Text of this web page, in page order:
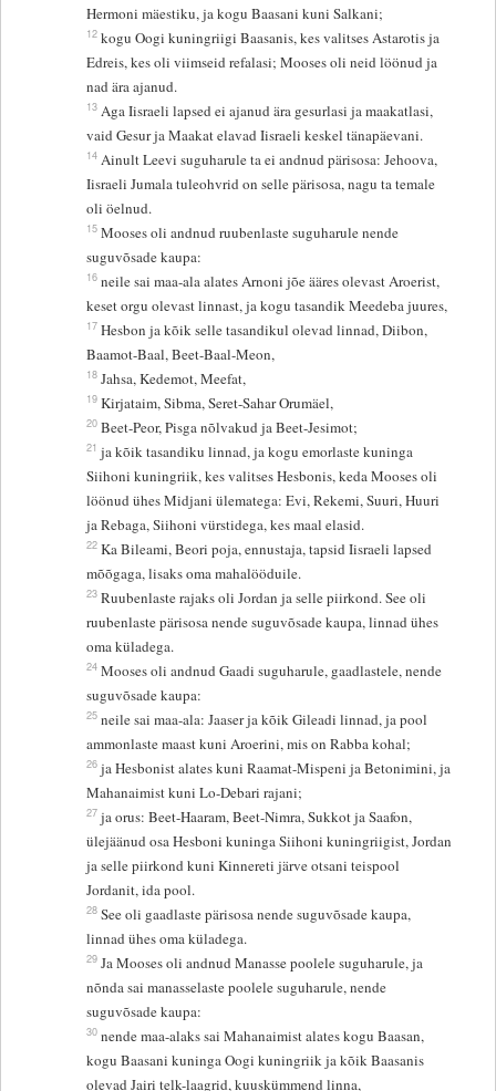
Hermoni mäestiku, ja kogu Baasani kuni Salkani;
12 kogu Oogi kuningriigi Baasanis, kes valitses Astarotis ja
Edreis, kes oli viimseid refalasi; Mooses oli neid löönud ja
nad ära ajanud.
13 Aga Iisraeli lapsed ei ajanud ära gesurlasi ja maakatlasi,
vaid Gesur ja Maakat elavad Iisraeli keskel tänapäevani.
14 Ainult Leevi suguharule ta ei andnud pärisosa: Jehoova,
Iisraeli Jumala tuleohvrid on selle pärisosa, nagu ta temale
oli öelnud.
15 Mooses oli andnud ruubenlaste suguharule nende
suguvõsade kaupa:
16 neile sai maa-ala alates Arnoni jõe ääres olevast Aroerist,
keset orgu olevast linnast, ja kogu tasandik Meedeba juures,
17 Hesbon ja kõik selle tasandikul olevad linnad, Diibon,
Baamot-Baal, Beet-Baal-Meon,
18 Jahsa, Kedemot, Meefat,
19 Kirjataim, Sibma, Seret-Sahar Orumäel,
20 Beet-Peor, Pisga nõlvakud ja Beet-Jesimot;
21 ja kõik tasandiku linnad, ja kogu emorlaste kuninga
Siihoni kuningriik, kes valitses Hesbonis, keda Mooses oli
löönud ühes Midjani ülematega: Evi, Rekemi, Suuri, Huuri
ja Rebaga, Siihoni vürstidega, kes maal elasid.
22 Ka Bileami, Beori poja, ennustaja, tapsid Iisraeli lapsed
mõõgaga, lisaks oma mahalööduile.
23 Ruubenlaste rajaks oli Jordan ja selle piirkond. See oli
ruubenlaste pärisosa nende suguvõsade kaupa, linnad ühes
oma küladega.
24 Mooses oli andnud Gaadi suguharule, gaadlastele, nende
suguvõsade kaupa:
25 neile sai maa-ala: Jaaser ja kõik Gileadi linnad, ja pool
ammonlaste maast kuni Aroerini, mis on Rabba kohal;
26 ja Hesbonist alates kuni Raamat-Mispeni ja Betonimini, ja
Mahanaimist kuni Lo-Debari rajani;
27 ja orus: Beet-Haaram, Beet-Nimra, Sukkot ja Saafon,
ülejäänud osa Hesboni kuninga Siihoni kuningriigist, Jordan
ja selle piirkond kuni Kinnereti järve otsani teispool
Jordanit, ida pool.
28 See oli gaadlaste pärisosa nende suguvõsade kaupa,
linnad ühes oma küladega.
29 Ja Mooses oli andnud Manasse poolele suguharule, ja
nõnda sai manasselaste poolele suguharule, nende
suguvõsade kaupa:
30 nende maa-alaks sai Mahanaimist alates kogu Baasan,
kogu Baasani kuninga Oogi kuningriik ja kõik Baasanis
olevad Jairi telk-laagrid, kuuskümmend linna,